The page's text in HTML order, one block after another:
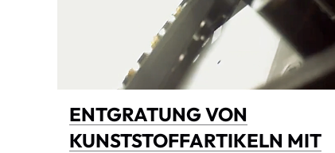
ENTGRATUNG VON
KUNSTSTOFFARTIKELN MIT